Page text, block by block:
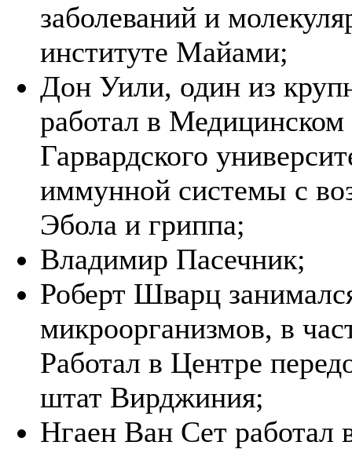
заболеваний и
институте Майами;
Дон Уили, один из
работал в
Гарвардского
иммунной системы с
Эбола и гриппа;
Владимир Пасечник;
Роберт Шварц
микроорганизмов, в
Работал в Центре
штат Вирджиния;
Нгаен Ван Сет работал